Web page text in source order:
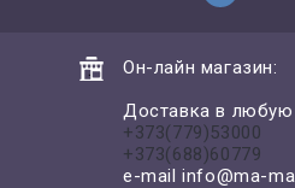
Он-лайн магазин:
Доставка в любую
+373(779)53000
+373(688)60779
e-mailinfo@ma-